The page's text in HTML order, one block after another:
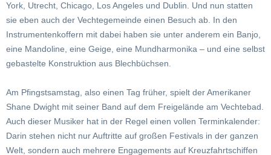
York, Utrecht, Chicago, Los Angeles und Dublin. Und nun statten
sie eben auch der Vechtegemeinde einen Besuch ab. In den
Instrumentenkoffern mit dabei haben sie unter anderem ein Banjo,
eine Mandoline, eine Geige, eine Mundharmonika – und eine selbst
gebastelte Konstruktion aus Blechbüchsen.
Am Pfingstsamstag, also einen Tag früher, spielt der Amerikaner
Shane Dwight mit seiner Band auf dem Freigelände am Vechtebad.
Auch dieser Musiker hat in der Regel einen vollen Terminkalender:
Darin stehen nicht nur Auftritte auf großen Festivals in der ganzen
Welt, sondern auch mehrere Engagements auf Kreuzfahrtschiffen